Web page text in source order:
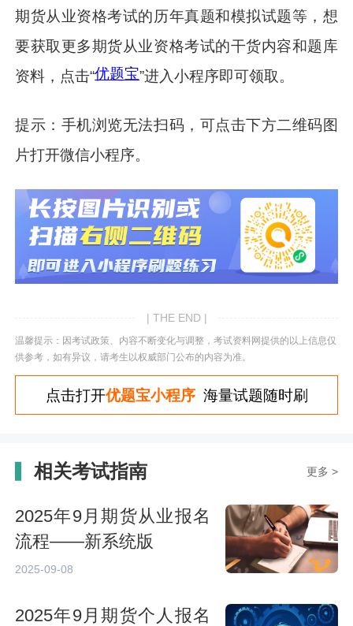
期货从业资格考试的历年真题和模拟试题等，想
要获取更多期货从业资格考试的干货内容和题库
资料，点击“优题宝”进入小程序即可领取。
提示：手机浏览无法扫码，可点击下方二维码图
片打开微信小程序。
| THE END |
温馨提示：因考试政策、内容不断变化与调整，考试资料网提供的以上信息仅
供参考，如有异议，请考生以权威部门公布的内容为准。
点击打开优题宝小程序海量试题随时刷
相关考试指南 更多 >
2025年9月期货从业报名
流程——新系统版
2025-09-08
2025年9月期货个人报名